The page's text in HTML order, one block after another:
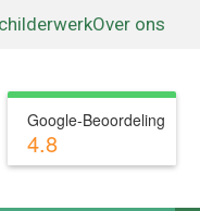
Over ons
Google-Beoordeling
4.8